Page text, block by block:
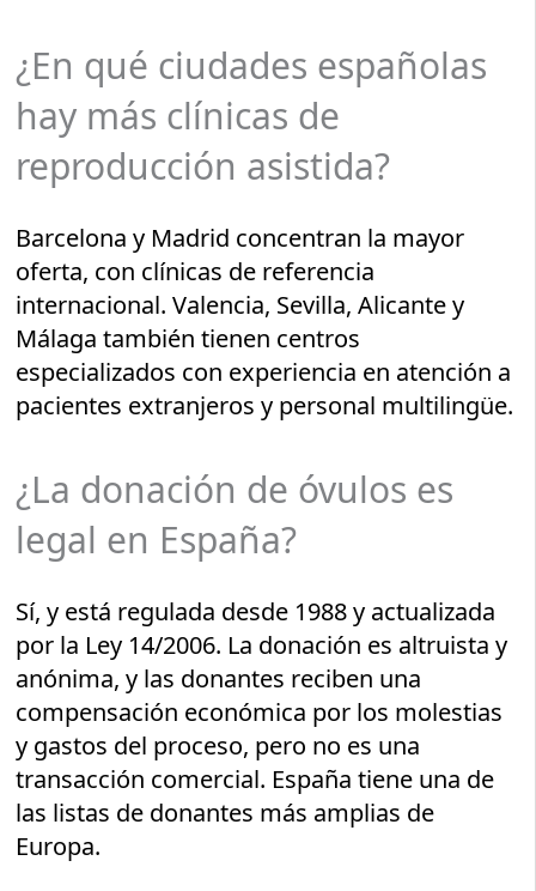
¿En qué ciudades españolas
hay más clínicas de
reproducción asistida?
Barcelona y Madrid concentran la mayor
oferta, con clínicas de referencia
internacional. Valencia, Sevilla, Alicante y
Málaga también tienen centros
especializados con experiencia en atención a
pacientes extranjeros y personal multilingüe.
¿La donación de óvulos es
legal en España?
Sí, y está regulada desde 1988 y actualizada
por la Ley 14/2006. La donación es altruista y
anónima, y las donantes reciben una
compensación económica por los molestias
y gastos del proceso, pero no es una
transacción comercial. España tiene una de
las listas de donantes más amplias de
Europa.